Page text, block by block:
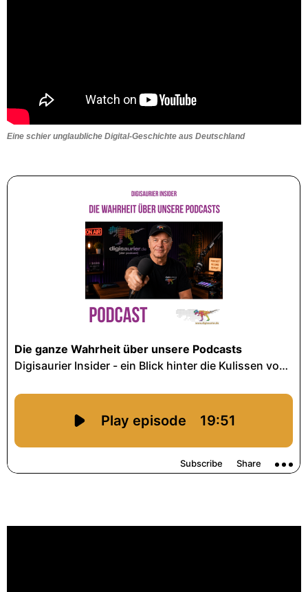
Eine schier unglaubliche Digital-Geschichte aus Deutschland